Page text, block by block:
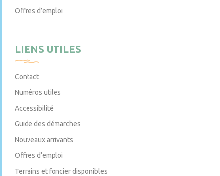
Offres d’emploi
LIENS UTILES
Contact
Numéros utiles
Accessibilité
Guide des démarches
Nouveaux arrivants
Offres d’emploi
Terrains et foncier disponibles